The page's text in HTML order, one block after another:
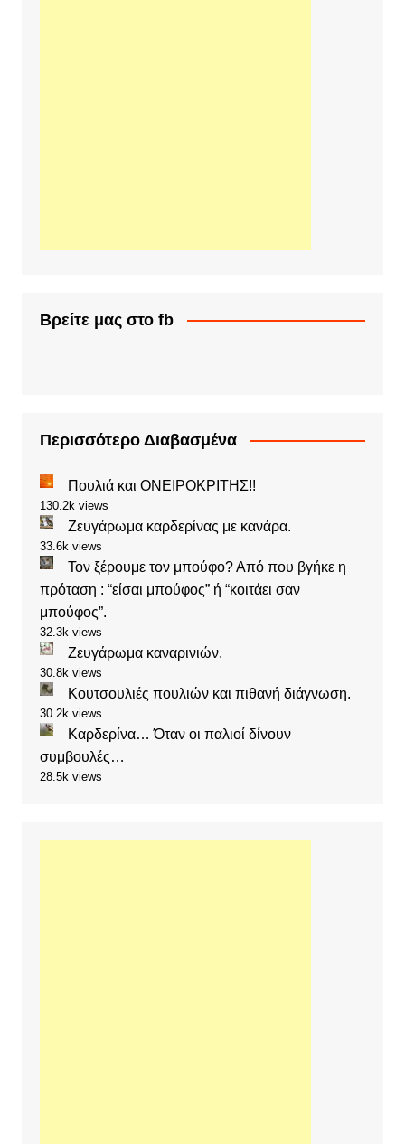
Βρείτε μας στο fb
Περισσότερο Διαβασμένα
Πουλιά και ΟΝΕΙΡΟΚΡΙΤΗΣ!!
130.2k views
Ζευγάρωμα καρδερίνας με κανάρα.
33.6k views
Τον ξέρουμε τον μπούφο? Από που βγήκε η
πρόταση : “είσαι μπούφος” ή “κοιτάει σαν
μπούφος”.
32.3k views
Ζευγάρωμα καναρινιών.
30.8k views
Κουτσουλιές πουλιών και πιθανή διάγνωση.
30.2k views
Καρδερίνα… Όταν οι παλιοί δίνουν
συμβουλές…
28.5k views